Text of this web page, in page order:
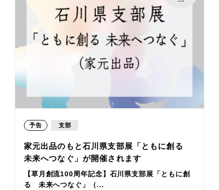
予告 支部
家元出品のもと石川県支部展「ともに創る
未来へつなぐ」が開催されます
【草月創流100周年記念】石川県支部展「ともに創
る 未来へつなぐ」（...